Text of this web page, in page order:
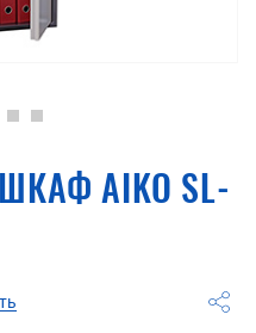
AIKO SL-